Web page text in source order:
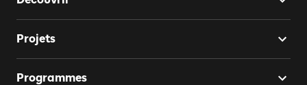
Projets
Programmes